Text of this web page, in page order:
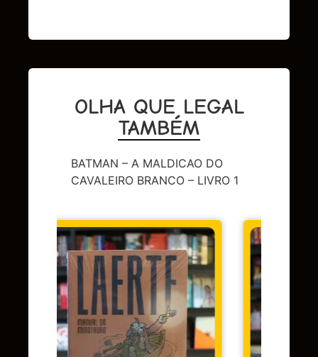
OLHA QUE LEGAL
TAMBÉM
BATMAN – A MALDICAO DO
CAVALEIRO BRANCO – LIVRO 1